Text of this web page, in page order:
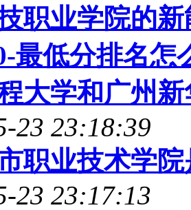
职业学院的
最低分排名怎
大学和广州
23 23:18:39
职业技术学院
23 23:17:13